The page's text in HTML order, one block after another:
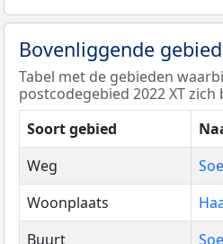
Bovenliggende
Tabel met de gebieden
postcodegebied 2022 XT zich
Soort gebied
Weg
Woonplaats
Buurt